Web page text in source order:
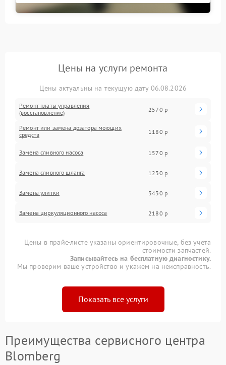
Цены на услуги ремонта
Цены актуальны на текущую дату 06.08.2026
Ремонт платы управления
(восстановление)
2570 р
Ремонт или замена дозатора моющих
средств
1180 р
Замена сливного насоса 1570 р
Замена сливного шланга 1230 р
Замена улитки 3430 р
Замена циркуляционного насоса 2180 р
Цены в прайс-листе указаны ориентировочные, без учета
стоимости запчастей.
Записывайтесь на бесплатную диагностику.
Мы проверим ваше устройство и укажем на неисправность.
Показать все услуги
Преимущества сервисного центра
Blomberg